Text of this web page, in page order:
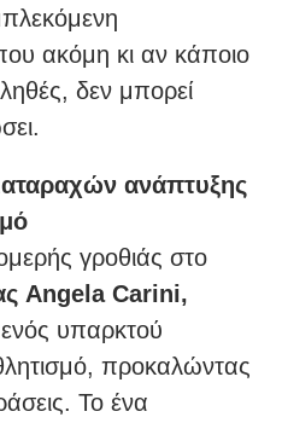
ακόμη κι αν κάποιο
δεν μπορεί
ανάπτυξης
γροθιάς στο
Angela Carini,
υπαρκτού
προκαλώντας
Το ένα